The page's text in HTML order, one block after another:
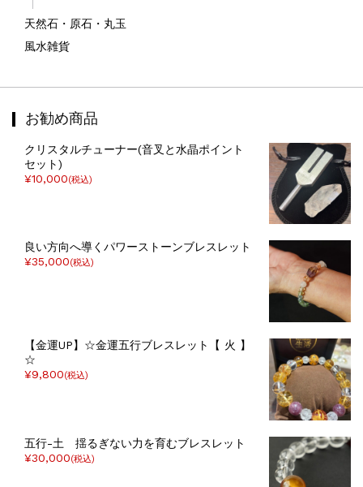
天然石・原石・丸玉
風水雑貨
お勧め商品
クリスタルチューナー(音叉と水晶ポイント
セット)
¥10,000(税込)
良い方向へ導くパワーストーンブレスレット
¥35,000(税込)
【金運UP】☆金運五行ブレスレット【 火 】
☆
¥9,800(税込)
五行-土 揺るぎない力を育むブレスレット
¥30,000(税込)